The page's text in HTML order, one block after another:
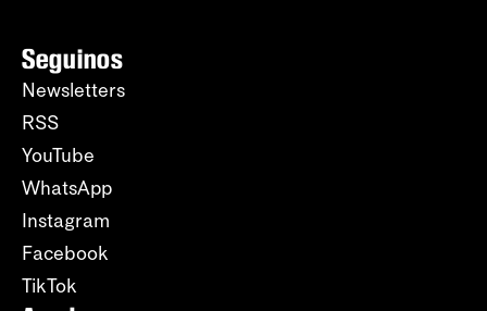
Seguinos
Newsletters
RSS
YouTube
WhatsApp
Instagram
Facebook
TikTok